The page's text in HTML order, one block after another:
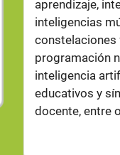
aprendizaje,
inteligencias
constelaciones
programación
inteligencia
educativos y
docente, entre